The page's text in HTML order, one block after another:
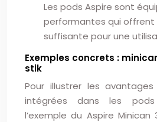
Les pods Aspire sont
performantes qui offrent
suffisante pour une
Exemples concrets :
stik
Pour illustrer les
intégrées dans les pods
l’exemple du Aspire